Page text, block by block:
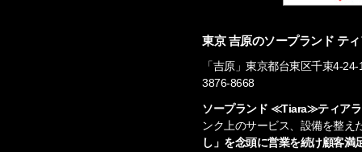
東京 吉原のソープランド テ
「吉原」東京都台東区千束4-
3876-8668
ソープランド ≪Tiara≫ティアラ
ンク上のサービス、設備を整え
し」を念頭に営業を続け顧客満